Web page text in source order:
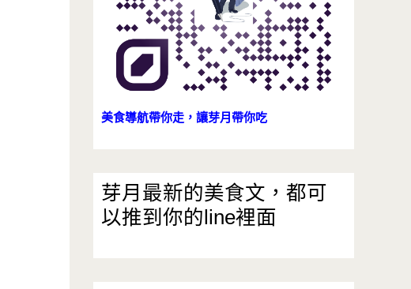
美食導航帶你走，讓芽月帶你吃
芽月最新的美食文，都可
以推到你的line裡面